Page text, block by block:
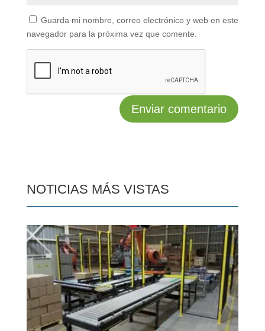
Guarda mi nombre, correo electrónico y web en este
navegador para la próxima vez que comente.
NOTICIAS MÁS VISTAS